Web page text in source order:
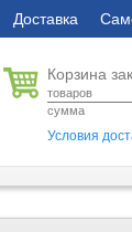
Доставка
Корзина
товаров
сумма
Условия